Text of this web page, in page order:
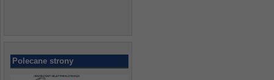
Polecane strony